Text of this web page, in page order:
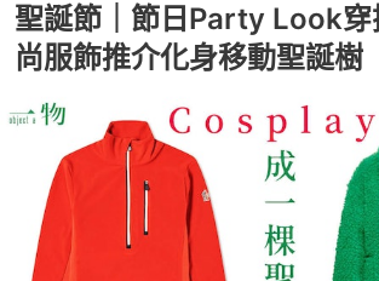
聖誕節｜節日Party Look
尚服飾推介化身移動聖誕樹